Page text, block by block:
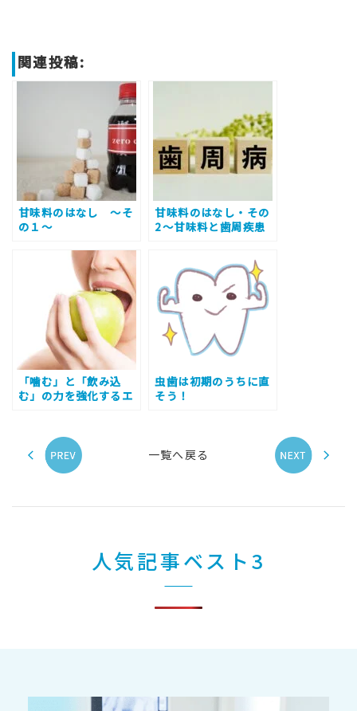
関連投稿:
甘味料のはなし ～そ
の１～
甘味料のはなし・その
2～甘味料と歯周疾患
「噛む」と「飲み込
む」の力を強化するエ
虫歯は初期のうちに直
そう！
一覧へ戻る
人気記事ベスト3